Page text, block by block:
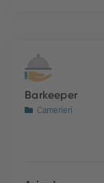
Barkeeper
Camerieri